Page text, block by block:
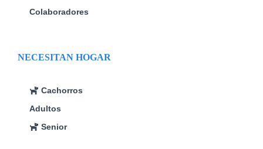
Colaboradores
NECESITAN HOGAR
Cachorros
Adultos
Senior